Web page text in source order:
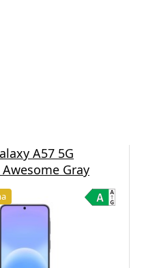
A57 5G
Gray